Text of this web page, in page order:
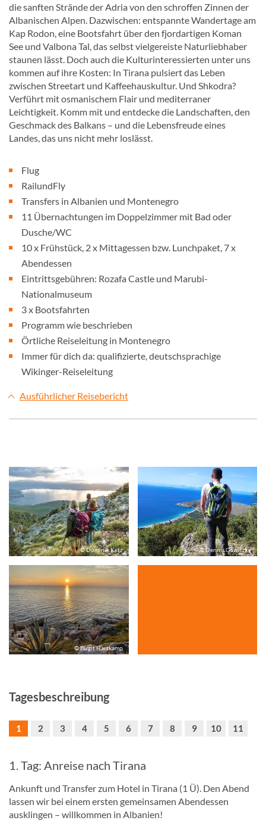
die sanften Strände der Adria von den schroffen Zinnen der
Albanischen Alpen. Dazwischen: entspannte Wandertage am
Kap Rodon, eine Bootsfahrt über den fjordartigen Koman
See und Valbona Tal, das selbst vielgereiste Naturliebhaber
staunen lässt. Doch auch die Kulturinteressierten unter uns
kommen auf ihre Kosten: In Tirana pulsiert das Leben
zwischen Streetart und Kaffeehauskultur. Und Shkodra?
Verführt mit osmanischem Flair und mediterraner
Leichtigkeit. Komm mit und entdecke die Landschaften, den
Geschmack des Balkans – und die Lebensfreude eines
Landes, das uns nicht mehr loslässt.
Flug
RailundFly
Transfers in Albanien und Montenegro
11 Übernachtungen im Doppelzimmer mit Bad oder
Dusche/WC
10 x Frühstück, 2 x Mittagessen bzw. Lunchpaket, 7 x
Abendessen
Eintrittsgebühren: Rozafa Castle und Marubi-
Nationalmuseum
3 x Bootsfahrten
Programm wie beschrieben
Örtliche Reiseleitung in Montenegro
Immer für dich da: qualifizierte, deutschsprachige
Wikinger-Reiseleitung
Ausführlicher Reisebericht
© Dominik Ketz © Dennis Gowitzke
© Birgit Hartkamp
Tagesbeschreibung
1 2 3 4 5 6 7 8 9 10 11
1. Tag: Anreise nach Tirana
Ankunft und Transfer zum Hotel in Tirana (1 Ü). Den Abend
lassen wir bei einem ersten gemeinsamen Abendessen
ausklingen – willkommen in Albanien!